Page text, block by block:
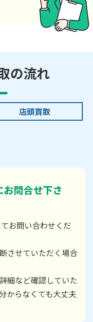
の流れ
店頭買取
お問合せ下さ
お問い合わせくだ
させていただく場合
細など確認していた
からなくても大丈夫